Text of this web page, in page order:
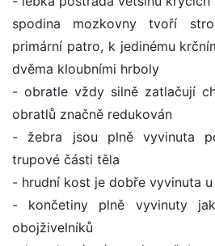
spodina mozkovny tvoří
primární patro, k jedinému
dvěma kloubními hrboly
- obratle vždy silně zatlačují
obratlů značně redukován
- žebra jsou plně vyvinuta
trupové části těla
- hrudní kost je dobře vyvinuta u
- končetiny plně vyvinuty
obojživelníků